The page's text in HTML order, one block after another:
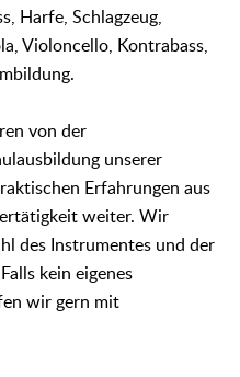
Harfe, Schlagzeug,
Violoncello, Kontrabass,
von der
unserer
Erfahrungen aus
weiter. Wir
des Instrumentes und der
kein eigenes
wir gern mit